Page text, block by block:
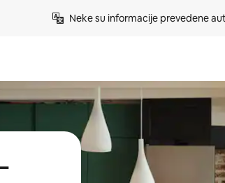
Neke su informacije prevedene